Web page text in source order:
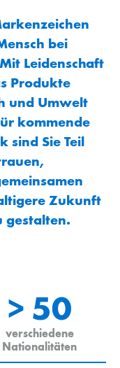
bei
Leidenschaft
Produkte
und Umwelt
kommende
sind Sie Teil
Zukunft
gestalten.
> 50
verschiedene
Nationalitäten